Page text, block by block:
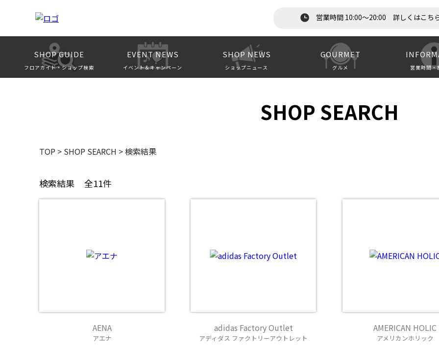
営業時間 10:00～20:00 詳しくはこち
SHOP GUIDE
フロアガイド・ショップ検索
EVENT NEWS
イベント＆キャンペーン
SHOP NEWS
ショップニュース
GOURMET
グルメ 営業時間・
SHOP SEARCH
TOP > SHOP SEARCH >検索結果
検索結果 全11件
AENA
アエナ
adidas Factory Outlet
アディダス ファクトリーアウトレット
AMERICAN HOLIC
アメリカンホリック